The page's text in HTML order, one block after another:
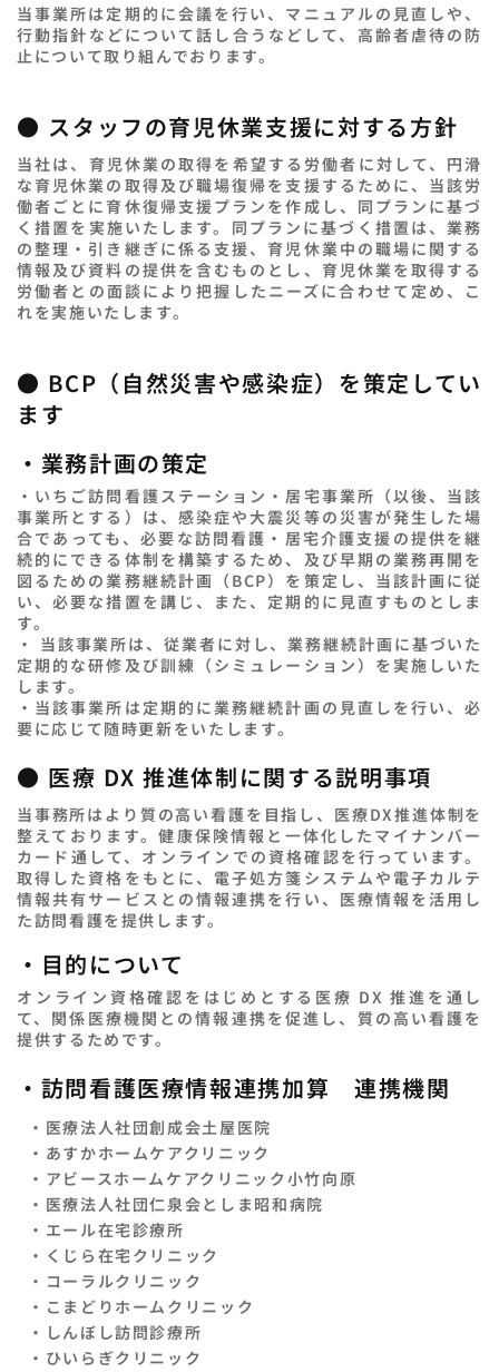
当事業所は定期的に会議を行い、マニュアルの見直しや、
行動指針などについて話し合うなどして、高齢者虐待の防
止について取り組んでおります。
● スタッフの育児休業支援に対する方針
当社は、育児休業の取得を希望する労働者に対して、円滑
な育児休業の取得及び職場復帰を支援するために、当該労
働者ごとに育休復帰支援プランを作成し、同プランに基づ
く措置を実施いたします。同プランに基づく措置は、業務
の整理・引き継ぎに係る支援、育児休業中の職場に関する
情報及び資料の提供を含むものとし、育児休業を取得する
労働者との面談により把握したニーズに合わせて定め、こ
れを実施いたします。
● BCP（自然災害や感染症）を策定してい
ます
・業務計画の策定
・いちご訪問看護ステーション・居宅事業所（以後、当該
事業所とする）は、感染症や大震災等の災害が発生した場
合であっても、必要な訪問看護・居宅介護支援の提供を継
続的にできる体制を構築するため、及び早期の業務再開を
図るための業務継続計画（BCP）を策定し、当該計画に従
い、必要な措置を講じ、また、定期的に見直すものとしま
す。
・ 当該事業所は、従業者に対し、業務継続計画に基づいた
定期的な研修及び訓練（シミュレーション）を実施しいた
します。
・当該事業所は定期的に業務継続計画の見直しを行い、必
要に応じて随時更新をいたします。
● 医療 DX 推進体制に関する説明事項
当事務所はより質の高い看護を目指し、医療DX推進体制を
整えております。健康保険情報と一体化したマイナンバー
カード通して、オンラインでの資格確認を行っています。
取得した資格をもとに、電子処方箋システムや電子カルテ
情報共有サービスとの情報連携を行い、医療情報を活用し
た訪問看護を提供します。
・目的について
オンライン資格確認をはじめとする医療 DX 推進を通し
て、関係医療機関との情報連携を促進し、質の高い看護を
提供するためです。
・訪問看護医療情報連携加算 連携機関
・医療法人社団創成会土屋医院
・あすかホームケアクリニック
・アビースホームケアクリニック小竹向原
・医療法人社団仁泉会としま昭和病院
・エール在宅診療所
・くじら在宅クリニック
・コーラルクリニック
・こまどりホームクリニック
・しんぼし訪問診療所
・ひいらぎクリニック